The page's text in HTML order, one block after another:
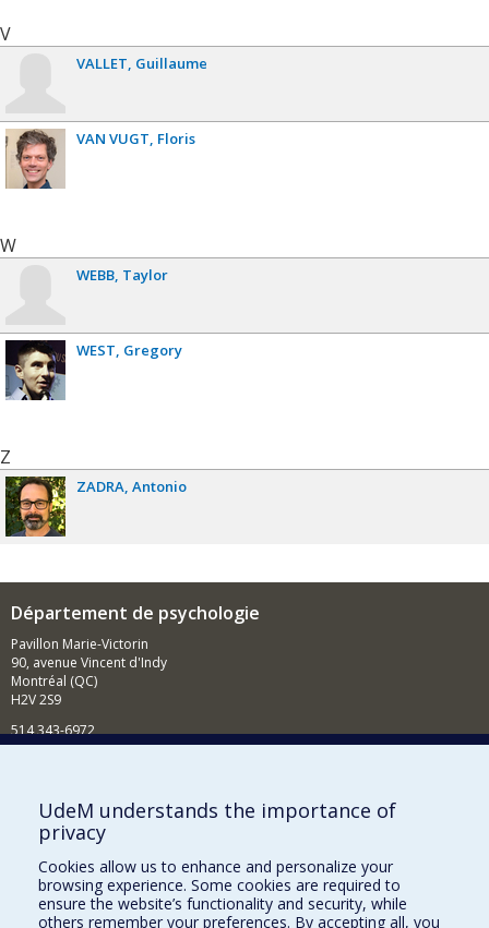
V
VALLET Guillaume
VAN VUGT Floris
W
WEBB Taylor
WEST Gregory
Z
ZADRA Antonio
Département de psychologie
Pavillon Marie-Victorin
90, avenue Vincent d'Indy
Montréal (QC)
H2V 2S9
514 343-6972
Comment soutenir le Département?
BESOIN D'AIDE?
Plan du site
Signaler une erreur
UdeM understands the importance of
privacy
Cookies allow us to enhance and personalize your
browsing experience. Some cookies are required to
ensure the website’s functionality and security, while
others remember your preferences. By accepting all, you